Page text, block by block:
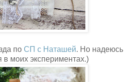
поСП с Наташей. Но надеюсь
в моих экспериментах.)